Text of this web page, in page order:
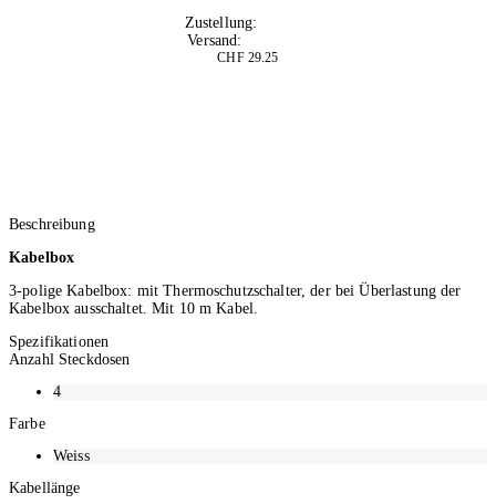
Zustellung:
Versand:
CHF 29.25
Beschreibung
Kabelbox
3-polige Kabelbox: mit Thermoschutzschalter, der bei Überlastung der
Kabelbox ausschaltet. Mit 10 m Kabel.
Spezifikationen
Anzahl Steckdosen
4
Farbe
Weiss
Kabellänge